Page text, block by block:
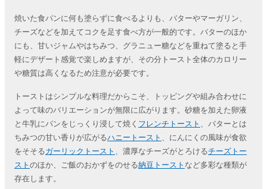
焼いた食パンに何も塗らずに食べるよりも、バターやマーガリン、
チーズなどを加えてコクを足す食べ方が一般的です。バターのほか
にも、甘いジャムやはちみつ、グラニュー糖などを重ねて塗ると手
軽にデザート感覚で楽しめますが、その分トースト全体のカロリー
や糖質は高くなるため注意が必要です。
トーストはシンプルな料理だからこそ、トッピングや組み合わせに
よって味のバリエーションが無限に広がります。砂糖を加えた卵液
と牛乳にパンをじっくり浸して焼く フレンチトースト 、バターとは
ちみつの甘い香りが広がるハニートースト 、にんにくの風味が食欲
をそそるガーリックトースト 、濃厚なチーズがとろけるチーズトー
スト のほか、ご飯のおかずをのせる納豆トースト など多彩な種類が
存在します。